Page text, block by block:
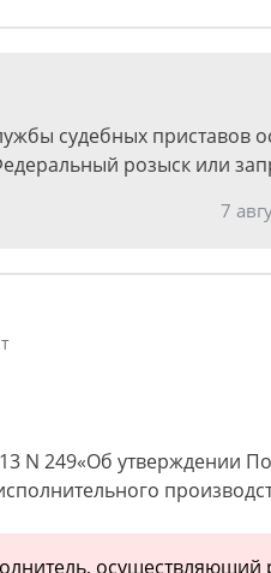
судебных приставов
розыск или
7
N 249«Об утверждении
осуществляющий